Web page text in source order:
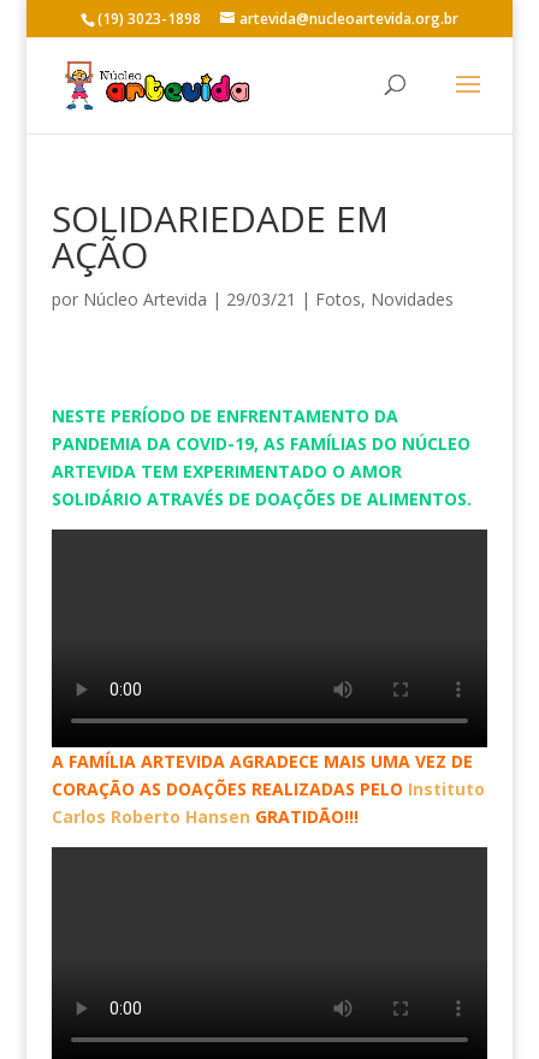
(19) 3023-1898 artevida@nucleoartevida.org.br
SOLIDARIEDADE EM
AÇÃO
por Núcleo Artevida | 29/03/21 | Fotos, Novidades
NESTE PERÍODO DE ENFRENTAMENTO DA
PANDEMIA DA COVID-19, AS FAMÍLIAS DO NÚCLEO
ARTEVIDA TEM EXPERIMENTADO O AMOR
SOLIDÁRIO ATRAVÉS DE DOAÇÕES DE ALIMENTOS.
A FAMÍLIA ARTEVIDA AGRADECE MAIS UMA VEZ DE
CORAÇÃO AS DOAÇÕES REALIZADAS PELO Instituto
Carlos Roberto Hansen GRATIDÃO!!!